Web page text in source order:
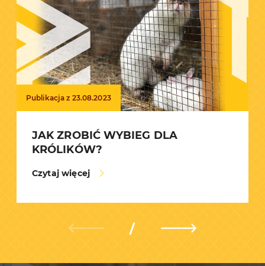
Publikacja z 23.08.2023
JAK ZROBIĆ WYBIEG DLA
KRÓLIKÓW?
Czytaj więcej